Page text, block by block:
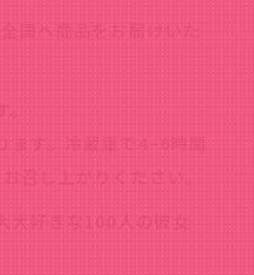
国へ商品をお届けいた
ます。冷蔵庫で4~6時間
召し上がりください。
大好きな100人の彼女